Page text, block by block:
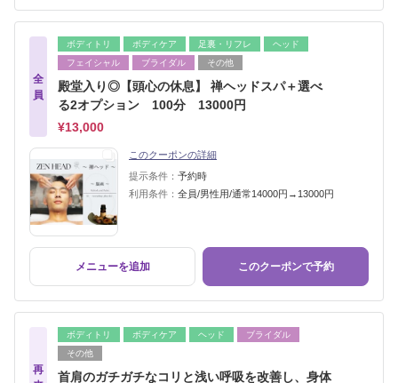
全
員
ボディトリ ボディケア 足裏・リフレ
ヘッド
フェイシャル
ブライダル その他
殿堂入り◎【頭心の休息】 禅ヘッドスパ＋選べ
る2オプション 100分 13000円
¥13,000
このクーポンの詳細
提示条件： 予約時
利用条件： 全員/男性用/通常14000円→13000円
メニューを追加 このクーポンで予約
再
ボディトリ ボディケア ヘッド
ブライダル
その他
首肩のガチガチなコリと浅い呼吸を改善し、身体